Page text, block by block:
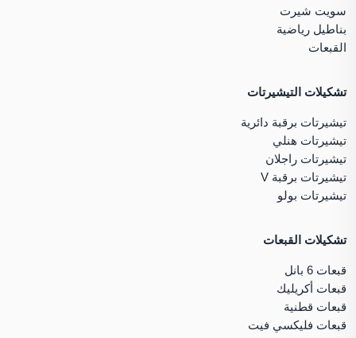
سويت شيرت
بناطيل رياضية
القبعات
تشكيلات التيشيرتات
تيشيرتات برقبة دائرية
تيشيرتات هنلي
تيشيرتات راجلان
تيشيرتات برقبة V
تيشيرتات بولو
تشكيلات القبعات
قبعات 6 بانل
قبعات أكريليك
قبعات قطنية
قبعات فليكسي فيت